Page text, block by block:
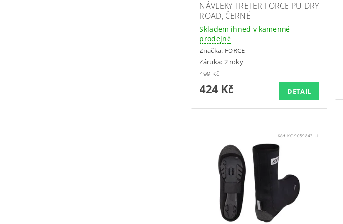
NÁVLEKY TRETER FORCE PU DRY
ROAD, ČERNÉ
Skladem ihned v kamenné
prodejně
Značka: FORCE
Záruka: 2 roky
499 Kč
424 Kč DETAIL
Kód:KC-90598431-L